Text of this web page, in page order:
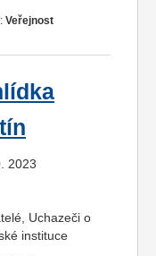
Veřejnost
2023
Uchazeči o
instituce